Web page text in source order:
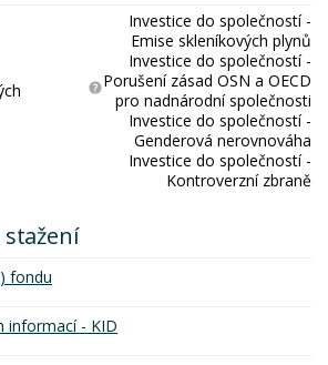
Investice do společností -
Emise skleníkových plynů
Investice do společností -
Porušení zásad OSN a OECD
pro nadnárodní společnosti
Investice do společností -
Genderová nerovnováha
Investice do společností -
Kontroverzní zbraně
fondu
informací - KID